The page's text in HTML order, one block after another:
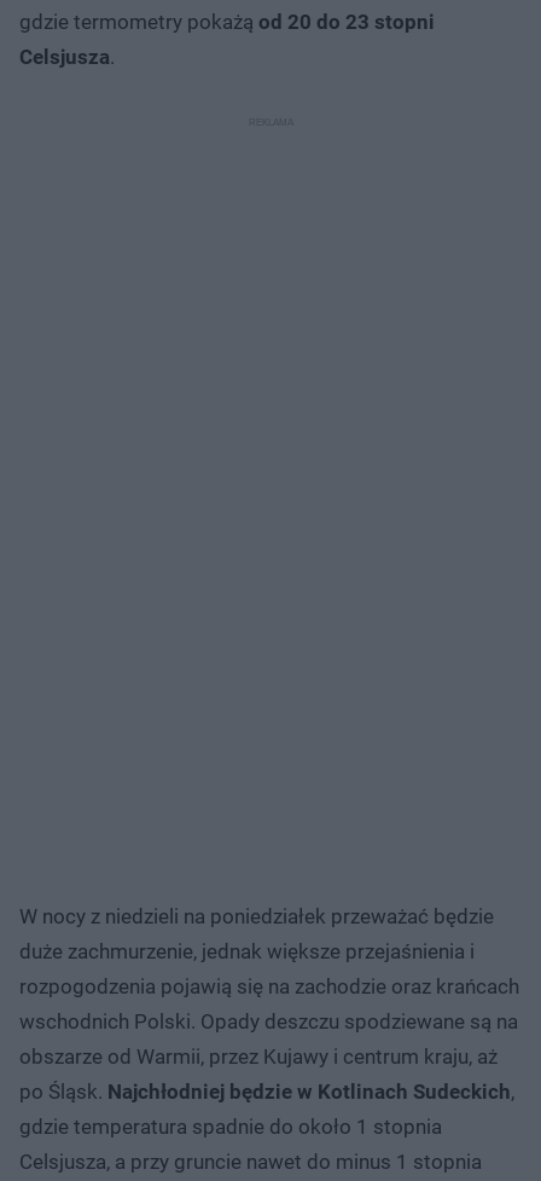
gdzie termometry pokażą od 20 do 23 stopni
Celsjusza.
W nocy z niedzieli na poniedziałek przeważać będzie
duże zachmurzenie, jednak większe przejaśnienia i
rozpogodzenia pojawią się na zachodzie oraz krańcach
wschodnich Polski. Opady deszczu spodziewane są na
obszarze od Warmii, przez Kujawy i centrum kraju, aż
po Śląsk. Najchłodniej będzie w Kotlinach Sudeckich,
gdzie temperatura spadnie do około 1 stopnia
Celsjusza, a przy gruncie nawet do minus 1 stopnia